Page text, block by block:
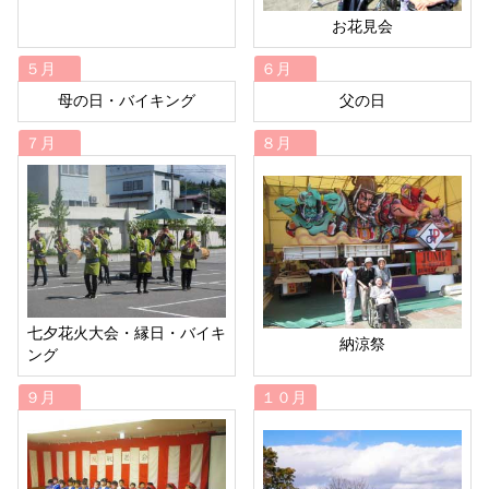
お花見会
５月
母の日・バイキング
６月
父の日
７月
七夕花火大会・縁日・バイキ
ング
８月
納涼祭
９月 １０月